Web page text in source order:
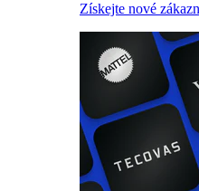
Získejte nové